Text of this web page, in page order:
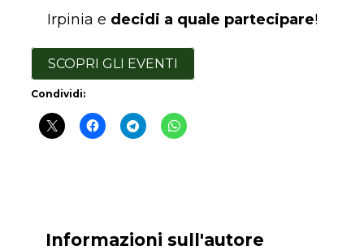
Irpinia e decidi a quale partecipare!
SCOPRI GLI EVENTI
Condividi:
Informazioni sull'autore